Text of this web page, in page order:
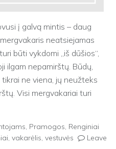
į galvą mintis – daug
neatsiejamas
būti vykdomi „iš dūšios“,
ilgam nepamirštų. Būdų,
ne viena, jų neužteks
Visi mergvakariai turi
, Pramogos, Renginiai
, vakarėlis, vestuvės
Leave